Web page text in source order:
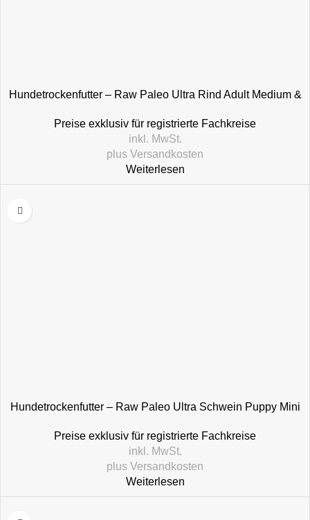
Hundetrockenfutter – Raw Paleo Ultra Rind Adult Medium &
Preise exklusiv für registrierte Fachkreise
inkl. MwSt.
plus Versandkosten
Weiterlesen
Hundetrockenfutter – Raw Paleo Ultra Schwein Puppy Mini
Preise exklusiv für registrierte Fachkreise
inkl. MwSt.
plus Versandkosten
Weiterlesen